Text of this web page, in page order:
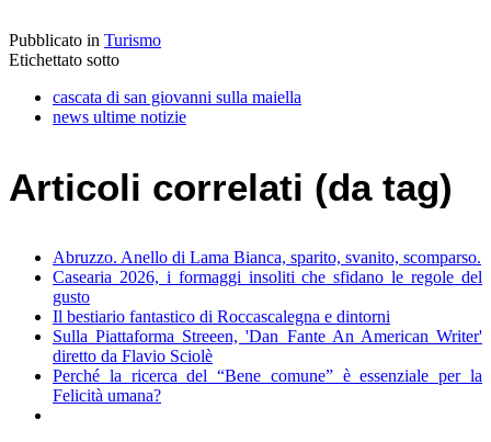
Pubblicato in Turismo
Etichettato sotto
cascata di san giovanni sulla maiella
news ultime notizie
Articoli correlati (da tag)
Abruzzo. Anello di Lama Bianca, sparito, svanito, scomparso.
Casearia 2026, i formaggi insoliti che sfidano le regole del
gusto
Il bestiario fantastico di Roccascalegna e dintorni
Sulla Piattaforma Streeen, 'Dan Fante An American Writer'
diretto da Flavio Sciolè
Perché la ricerca del “Bene comune” è essenziale per la
Felicità umana?